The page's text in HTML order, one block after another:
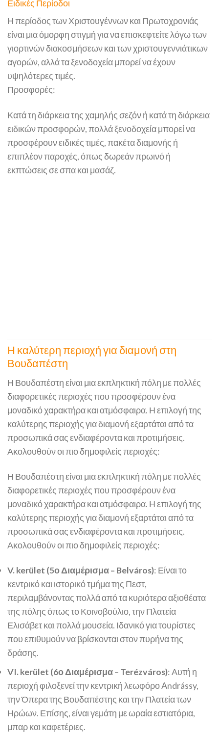
Ειδικές Περίοδοι
Η περίοδος των Χριστουγέννων και Πρωτοχρονιάς
είναι μια όμορφη στιγμή για να επισκεφτείτε λόγω των
γιορτινών διακοσμήσεων και των χριστουγεννιάτικων
αγορών, αλλά τα ξενοδοχεία μπορεί να έχουν
υψηλότερες τιμές.
Προσφορές:
Κατά τη διάρκεια της χαμηλής σεζόν ή κατά τη διάρκεια
ειδικών προσφορών, πολλά ξενοδοχεία μπορεί να
προσφέρουν ειδικές τιμές, πακέτα διαμονής ή
επιπλέον παροχές, όπως δωρεάν πρωινό ή
εκπτώσεις σε σπα και μασάζ.
Η καλύτερη περιοχή για διαμονή στη
Βουδαπέστη
Η Βουδαπέστη είναι μια εκπληκτική πόλη με πολλές
διαφορετικές περιοχές που προσφέρουν ένα
μοναδικό χαρακτήρα και ατμόσφαιρα. Η επιλογή της
καλύτερης περιοχής για διαμονή εξαρτάται από τα
προσωπικά σας ενδιαφέροντα και προτιμήσεις.
Ακολουθούν οι πιο δημοφιλείς περιοχές:
Η Βουδαπέστη είναι μια εκπληκτική πόλη με πολλές
διαφορετικές περιοχές που προσφέρουν ένα
μοναδικό χαρακτήρα και ατμόσφαιρα. Η επιλογή της
καλύτερης περιοχής για διαμονή εξαρτάται από τα
προσωπικά σας ενδιαφέροντα και προτιμήσεις.
Ακολουθούν οι πιο δημοφιλείς περιοχές:
V. kerület (5ο Διαμέρισμα – Belváros): Είναι το
κεντρικό και ιστορικό τμήμα της Πεστ,
περιλαμβάνοντας πολλά από τα κυριότερα αξιοθέατα
της πόλης όπως το Κοινοβούλιο, την Πλατεία
Ελισάβετ και πολλά μουσεία. Ιδανικό για τουρίστες
που επιθυμούν να βρίσκονται στον πυρήνα της
δράσης.
VI. kerület (6ο Διαμέρισμα – Terézváros): Αυτή η
περιοχή φιλοξενεί την κεντρική λεωφόρο Andrássy,
την Όπερα της Βουδαπέστης και την Πλατεία των
Ηρώων. Επίσης, είναι γεμάτη με ωραία εστιατόρια,
μπαρ και καφετέριες.